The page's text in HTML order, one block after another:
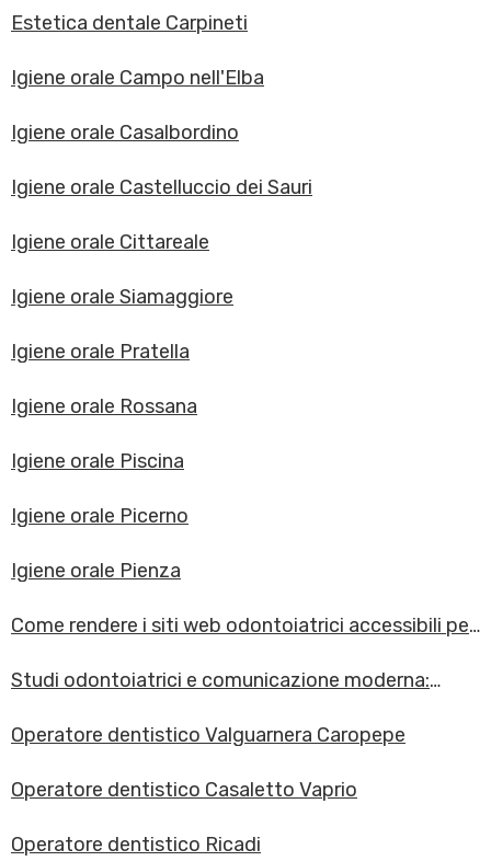
Estetica dentale Carpineti
Igiene orale Campo nell'Elba
Igiene orale Casalbordino
Igiene orale Castelluccio dei Sauri
Igiene orale Cittareale
Igiene orale Siamaggiore
Igiene orale Pratella
Igiene orale Rossana
Igiene orale Piscina
Igiene orale Picerno
Igiene orale Pienza
Come rendere i siti web odontoiatrici accessibili per
Studi odontoiatrici e comunicazione moderna:
Operatore dentistico Valguarnera Caropepe
Operatore dentistico Casaletto Vaprio
Operatore dentistico Ricadi